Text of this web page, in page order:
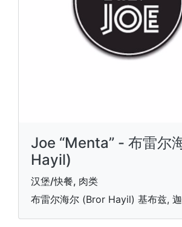
Joe “Menta” - 布雷尔
Hayil)
汉堡/快餐, 肉类
布雷尔海尔 (Bror Hayil) 基布兹,